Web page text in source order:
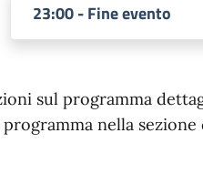
23:00 - Fine evento
sul programma
nella